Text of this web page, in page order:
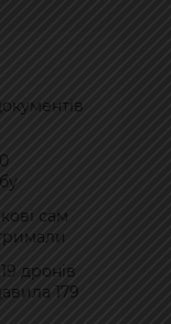
сам
дронів
179